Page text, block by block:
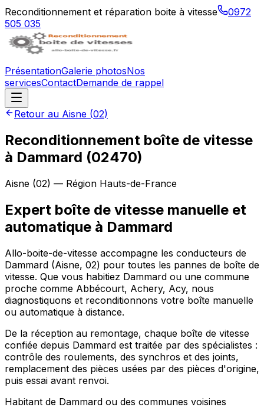
Reconditionnement et réparation boite à vitesse
0972
505 035
PrésentationGalerie photosNos
servicesContactDemande de rappel
Retour au Aisne (02)
Reconditionnement boîte de vitesse
à Dammard (02470)
Aisne (02) — Région Hauts-de-France
Expert boîte de vitesse manuelle et
automatique à Dammard
Allo-boite-de-vitesse accompagne les conducteurs de
Dammard (Aisne, 02) pour toutes les pannes de boîte de
vitesse. Que vous habitiez Dammard ou une commune
proche comme Abbécourt, Achery, Acy, nous
diagnostiquons et reconditionnons votre boîte manuelle
ou automatique à distance.
De la réception au remontage, chaque boîte de vitesse
confiée depuis Dammard est traitée par des spécialistes :
contrôle des roulements, des synchros et des joints,
remplacement des pièces usées par des pièces d'origine,
puis essai avant renvoi.
Habitant de Dammard ou des communes voisines